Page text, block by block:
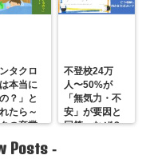
ンタクロ
本当に
？」と
たら～
の卒業
不登校24万
人〜50%が
「無気力・不
安」が要因と
回答：なぜ？
Posts -